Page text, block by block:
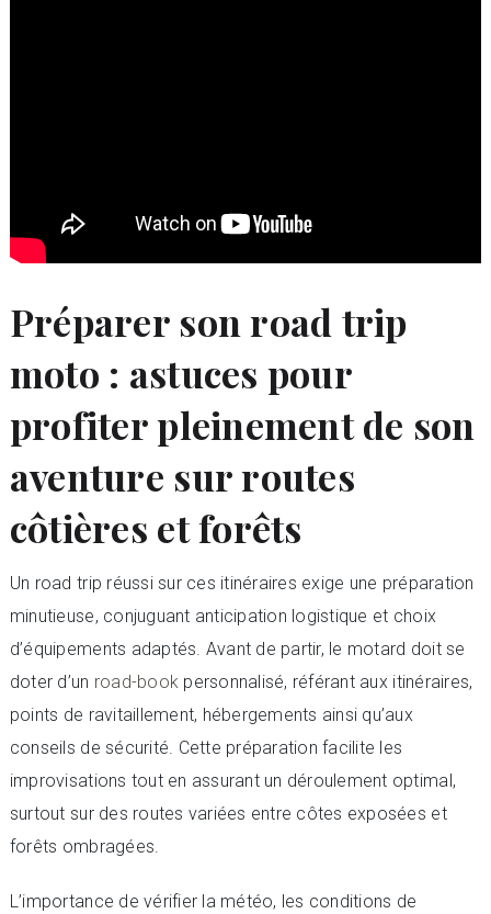
Préparer son road trip
moto : astuces pour
profiter pleinement de son
aventure sur routes
côtières et forêts
Un road trip réussi sur ces itinéraires exige une préparation
minutieuse, conjuguant anticipation logistique et choix
d’équipements adaptés. Avant de partir, le motard doit se
doter d’un road-book personnalisé, référant aux itinéraires,
points de ravitaillement, hébergements ainsi qu’aux
conseils de sécurité. Cette préparation facilite les
improvisations tout en assurant un déroulement optimal,
surtout sur des routes variées entre côtes exposées et
forêts ombragées.
L’importance de vérifier la météo, les conditions de